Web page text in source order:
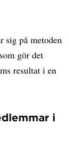
sig på metoden
gör det
resultat i en
i